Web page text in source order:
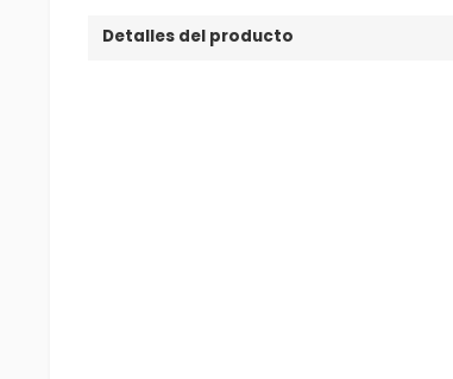
Detalles del producto